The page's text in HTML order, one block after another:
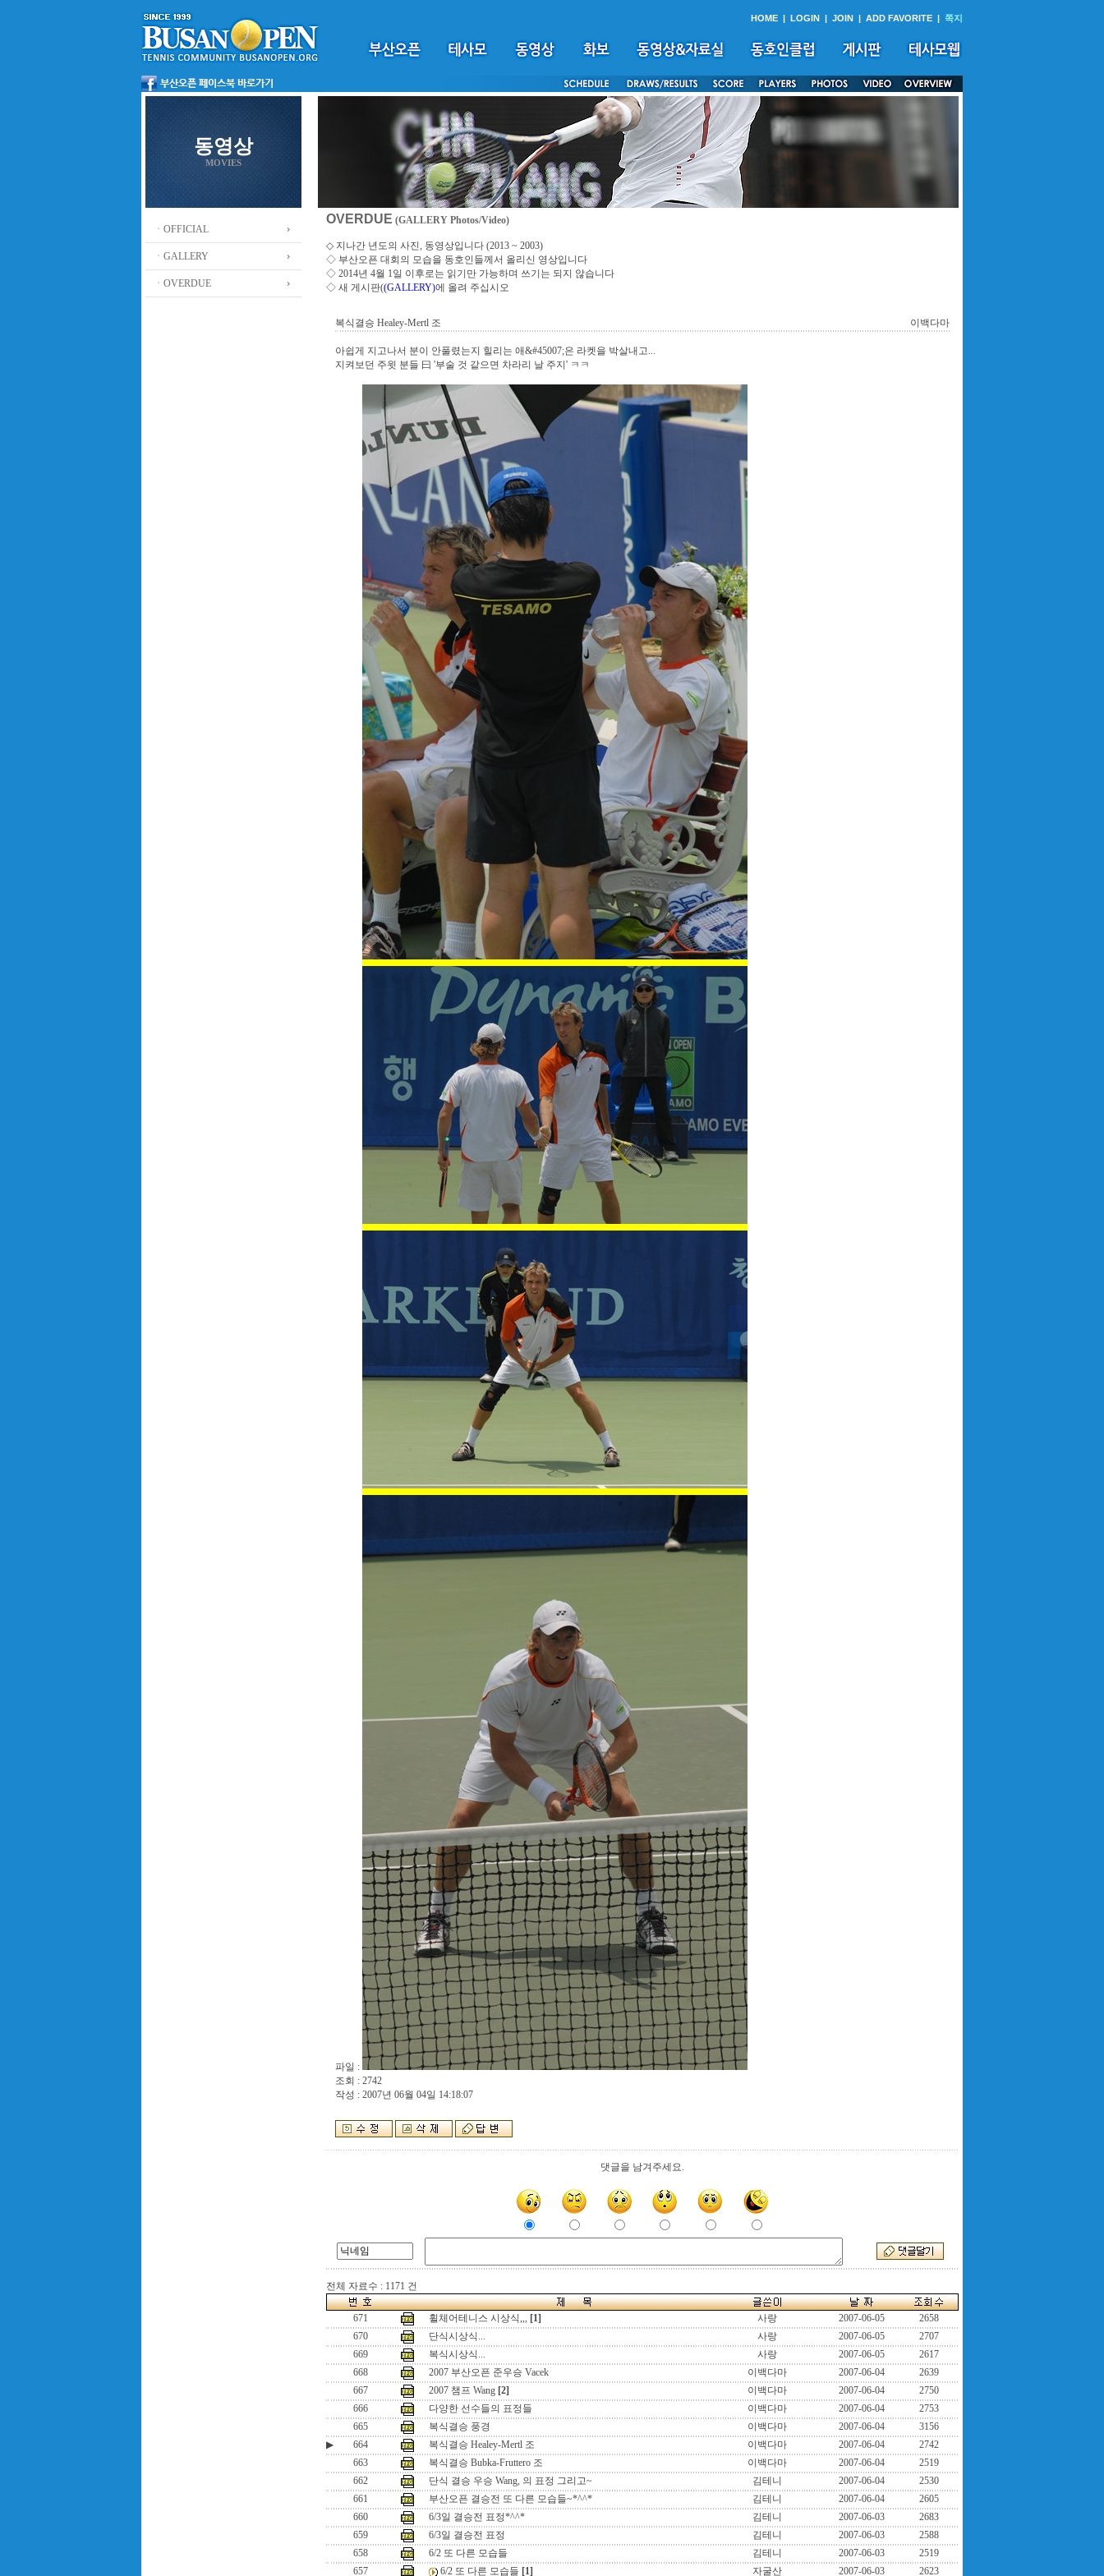
HOME | LOGIN | JOIN | ADD FAVORITE | 쪽지
동영상
MOVIES
ㆍOFFICIAL
ㆍGALLERY
ㆍOVERDUE
OVERDUE (GALLERY Photos/Video)
◇ 지나간 년도의 사진, 동영상입니다 (2013 ~ 2003)
◇ 부산오픈 대회의 모습을 동호인들께서 올리신 영상입니다
◇ 2014년 4월 1일 이후로는 읽기만 가능하며 쓰기는 되지 않습니다
◇ 새 게시판((GALLERY)에 올려 주십시오
복식결승 Healey-Mertl 조 이백다마
아쉽게 지고나서 분이 안풀렸는지 힐리는 애&#45007;은 라켓을 박살내고...
지켜보던 주윗 분들 曰 '부술 것 같으면 차라리 날 주지' ㅋㅋ
파일 :
조회 : 2742
작성 : 2007년 06월 04일 14:18:07
댓글을 남겨주세요.
전체 자료수 : 1171 건
671 휠체어테니스 시상식,,, [1] 사랑 2007-06-05
2658
670
단식시상식... 사랑 2007-06-05
2707
669
복식시상식... 사랑 2007-06-05
2617
668
2007 부산오픈 준우승 Vacek 이백다마 2007-06-04
2639
667
2007 챔프 Wang [2] 이백다마 2007-06-04
2750
666
다양한 선수들의 표정들 이백다마 2007-06-04
2753
665
복식결승 풍경 이백다마 2007-06-04
3156
▶
664 복식결승 Healey-Mertl 조 이백다마 2007-06-04
2742
663
복식결승 Bubka-Fruttero 조 이백다마 2007-06-04
2519
662
단식 결승 우승 Wang, 의 표정 그리고~ 김테니 2007-06-04
2530
661
부산오픈 결승전 또 다른 모습들~*^^* 김테니 2007-06-04
2605
660
6/3일 결승전 표정*^^* 김테니 2007-06-03
2683
659
6/3일 결승전 표정 김테니 2007-06-03
2588
658
6/2 또 다른 모습들 김테니 2007-06-03
2519
657
6/2 또 다른 모습들 [1] 자굴산 2007-06-03 2623